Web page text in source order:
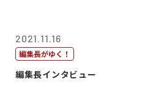
2021.11.16
編集長がゆく！
編集長インタビュー